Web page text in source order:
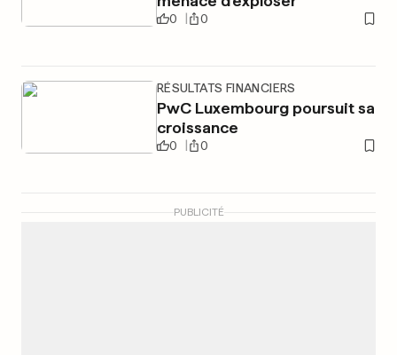
0 0
RÉSULTATS FINANCIERS
PwC Luxembourg poursuit sa
croissance
0 0
PUBLICITÉ